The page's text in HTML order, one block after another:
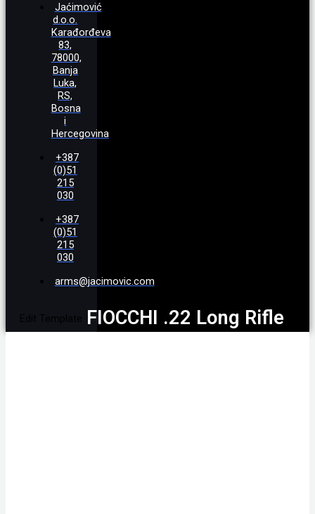
Jaćimović
d.o.o.
Karađorđeva
83,
78000,
Banja
Luka,
RS,
Bosna
i
Hercegovina
+387
(0)51
215
030
+387
(0)51
215
030
arms@jacimovic.com
Edit Template FIOCCHI .22 Long Rifle